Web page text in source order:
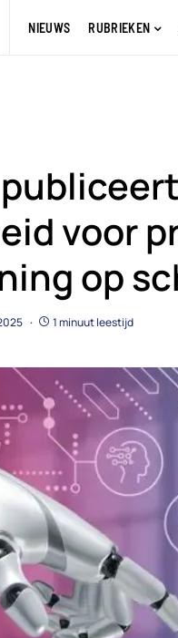
NIEUWS RUBRIEKEN
voor
op
1 minuut leestijd